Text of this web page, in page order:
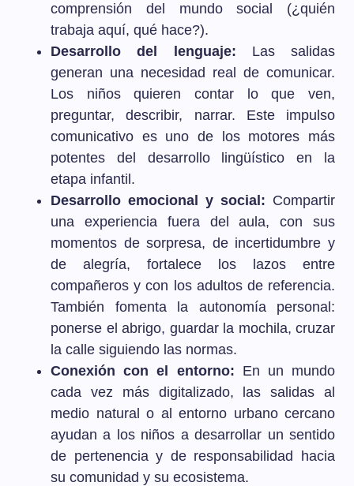
comprensión del mundo social (¿quién
trabaja aquí, qué hace?).
Desarrollo del lenguaje: Las salidas
generan una necesidad real de comunicar.
Los niños quieren contar lo que ven,
preguntar, describir, narrar. Este impulso
comunicativo es uno de los motores más
potentes del desarrollo lingüístico en la
etapa infantil.
Desarrollo emocional y social: Compartir
una experiencia fuera del aula, con sus
momentos de sorpresa, de incertidumbre y
de alegría, fortalece los lazos entre
compañeros y con los adultos de referencia.
También fomenta la autonomía personal:
ponerse el abrigo, guardar la mochila, cruzar
la calle siguiendo las normas.
Conexión con el entorno: En un mundo
cada vez más digitalizado, las salidas al
medio natural o al entorno urbano cercano
ayudan a los niños a desarrollar un sentido
de pertenencia y de responsabilidad hacia
su comunidad y su ecosistema.